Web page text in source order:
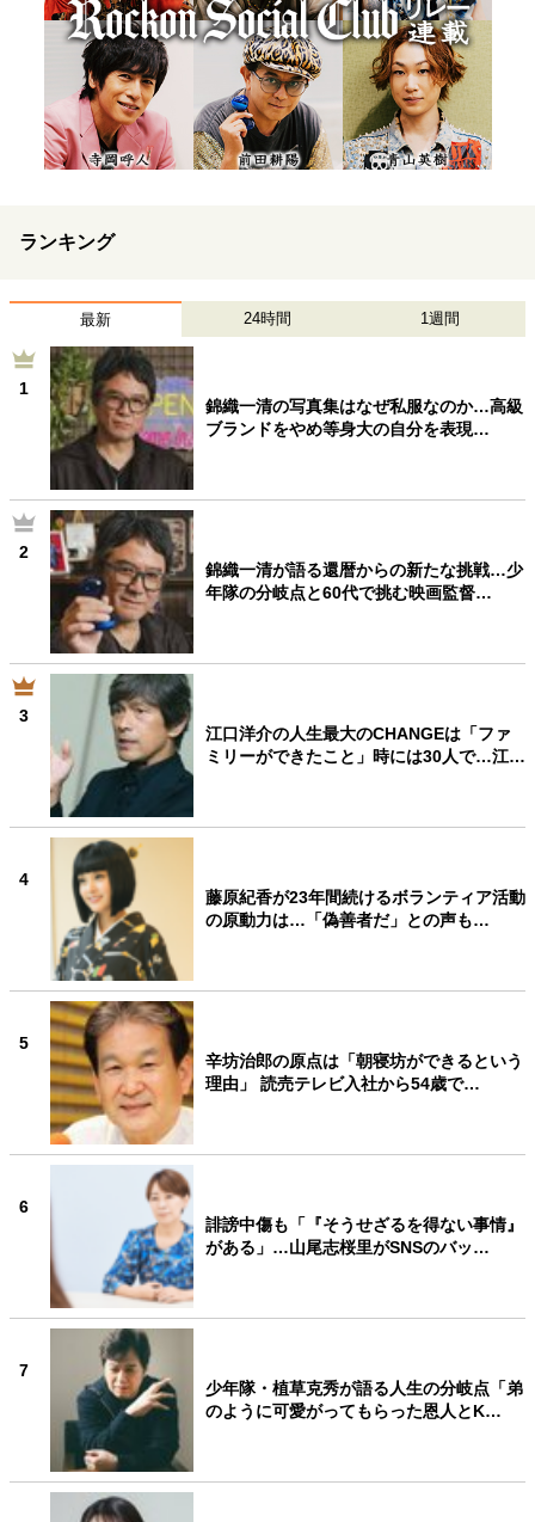
ランキング
最新 24時間 1週間
1
錦織一清の写真集はなぜ私服なのか…高級
ブランドをやめ等身大の自分を表現…
2
錦織一清が語る還暦からの新たな挑戦…少
年隊の分岐点と60代で挑む映画監督…
3
江口洋介の人生最大のCHANGEは「ファ
ミリーができたこと」時には30人で…江…
4
藤原紀香が23年間続けるボランティア活動
の原動力は…「偽善者だ」との声も…
5
辛坊治郎の原点は「朝寝坊ができるという
理由」 読売テレビ入社から54歳で…
6
誹謗中傷も「『そうせざるを得ない事情』
がある」…山尾志桜里がSNSのバッ…
7
少年隊・植草克秀が語る人生の分岐点「弟
のように可愛がってもらった恩人とK…